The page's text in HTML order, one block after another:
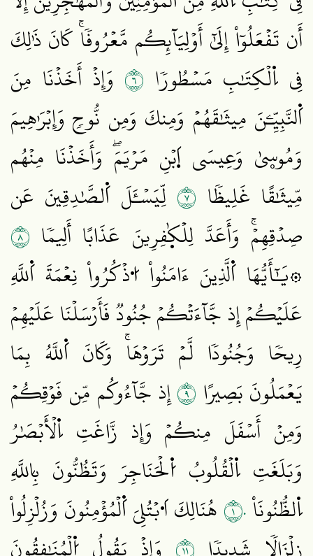
أَن تَفۡعَلُوٓاْ إِلَىٰٓ أَوۡلِيَآئِكُم مَّعۡرُوفٗاۚ كَانَ ذَٰلِكَ
فِي اِ۬لۡكِتَٰبِ مَسۡطُورٗا ٦ وَإِذۡ أَخَذۡنَا مِنَ
اَ۬لنَّبِيِّـۧنَ مِيثَٰقَهُمۡ وَمِنكَ وَمِن نُّوحٖ وَإِبۡرَٰهِيمَ
وَمُوسۭيٰ وَعِيسَى اَ۪بۡنِ مَرۡيَمَۖ وَأَخَذۡنَا مِنۡهُم
مِّيثَٰقًا غَلِيظٗا ٧ لِّيَسۡـَٔلَ اَ۬لصَّٰدِقِينَ عَن
صِدۡقِهِمۡۚ وَأَعَدَّ لِلۡكٰ۪فِرِينَ عَذَابًا أَلِيمٗا ٨
۞يَٰٓأَيُّهَا اَ۬لَّذِينَ ءَامَنُواْ اُ۟ذۡكُرُواْ نِعۡمَةَ اَ۬للَّهِ
عَلَيۡكُمۡ إِذ جَّآءَتۡكُمۡ جُنُودٞ فَأَرۡسَلۡنَا عَلَيۡهِمۡ
رِيحٗا وَجُنُودٗا لَّمۡ تَرَوۡهَاۚ وَكَانَ اَ۬للَّهُ بِمَا
يَعۡمَلُونَ بَصِيرًا ٩إِذ جَّآءُوكُم مِّن فَوۡقِكُمۡ
وَمِنۡ أَسۡفَلَ مِنكُمۡ وَإِذ زَّاغَتِ اِ۬لۡأَبۡصَٰرُ
وَبَلَغَتِ اِ۬لۡقُلُوبُ اُ۬لۡحَنَاجِرَ وَتَظُنُّونَ بِاللَّهِ
اِ۬لظُّنُونَاْ١٠هُنَالِكَ اَ۟بۡتُلِيَ اَ۬لۡمُؤۡمِنُونَ وَزُلۡزِلُواْ